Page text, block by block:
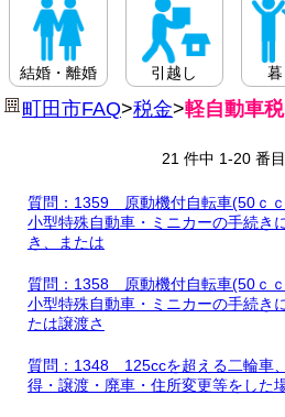
結婚・離婚 引越し 暮
町田市FAQ>税金>軽自動車税
21 件中 1-20 番
質問：1359 原動機付自転車(50ｃｃ
小型特殊自動車・ミニカーの手続き
き、または
質問：1358 原動機付自転車(50ｃｃ
小型特殊自動車・ミニカーの手続き
たは譲渡さ
質問：1348 125ccを超える二輪車
得・譲渡・廃車・住所変更等をした